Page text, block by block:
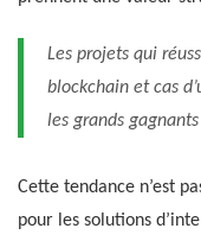
Les projets qui
blockchain et cas
les grands
Cette tendance n’est
pour les solutions